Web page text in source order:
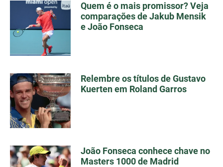
Quem é o mais promissor? Veja
comparações de Jakub Mensik
e João Fonseca
Relembre os títulos de Gustavo
Kuerten em Roland Garros
João Fonseca conhece chave no
Masters 1000 de Madrid